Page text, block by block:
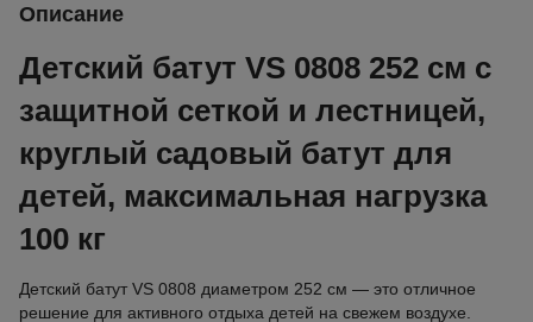
Описание
Детский батут VS 0808 252 см с
защитной сеткой и лестницей,
круглый садовый батут для
детей, максимальная нагрузка
100 кг
Детский батут VS 0808 диаметром 252 см — это отличное
решение для активного отдыха детей на свежем воздухе.